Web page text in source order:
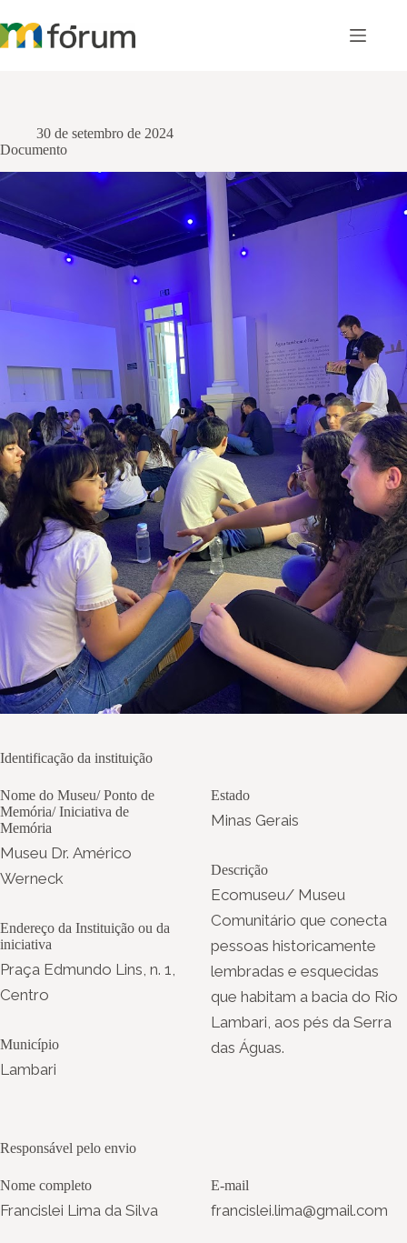
para
o
30 de setembro de 2024
Documento
Identificação da instituição
Nome do Museu/ Ponto de
Memória/ Iniciativa de
Memória
Museu Dr. Américo
Werneck
Endereço da Instituição ou da
iniciativa
Praça Edmundo Lins, n. 1,
Centro
Município
Lambari
Estado
Minas Gerais
Descrição
Ecomuseu/ Museu
Comunitário que conecta
pessoas historicamente
lembradas e esquecidas
que habitam a bacia do Rio
Lambari, aos pés da Serra
das Águas.
Responsável pelo envio
Nome completo
Francislei Lima da Silva
E-mail
francislei.lima@gmail.com